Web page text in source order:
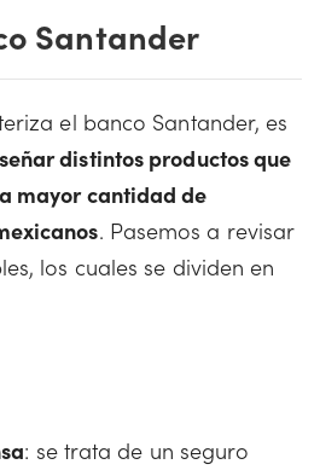
Santander
el banco Santander, es
distintos productos que
mayor cantidad de
. Pasemos a revisar
los cuales se dividen en
: se trata de un seguro